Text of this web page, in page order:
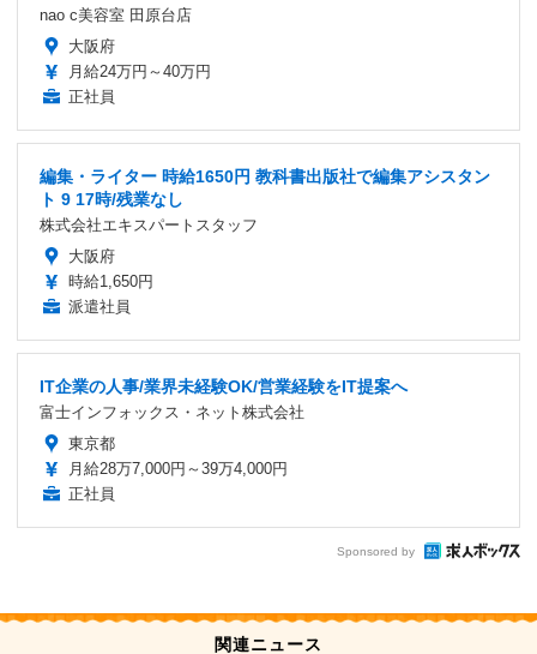
nao c美容室 田原台店
大阪府
月給24万円～40万円
正社員
編集・ライター 時給1650円 教科書出版社で編集アシスタン
ト 9 17時/残業なし
株式会社エキスパートスタッフ
大阪府
時給1,650円
派遣社員
IT企業の人事/業界未経験OK/営業経験をIT提案へ
富士インフォックス・ネット株式会社
東京都
月給28万7,000円～39万4,000円
正社員
Sponsored by
関連ニュース